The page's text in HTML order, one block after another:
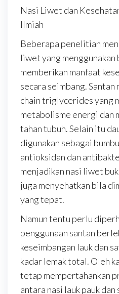
Nasi Liwet dan
Ilmiah
Beberapa penelitian
liwet yang menggunakan
memberikan manfaat
secara seimbang. Santan
chain triglycerides yang
metabolisme energi dan
tahan tubuh. Selain itu
digunakan sebagai
antioksidan dan
menjadikan nasi liwet
juga menyehatkan bila
yang tepat.
Namun tentu perlu
penggunaan santan
keseimbangan lauk dan
kadar lemak total. Oleh
tetap mempertahankan
antara nasi lauk pauk